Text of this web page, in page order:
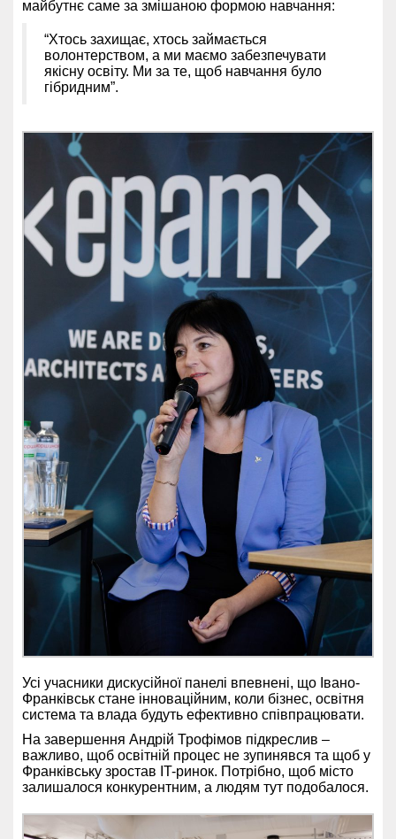
майбутнє саме за змішаною формою навчання:
“Хтось захищає, хтось займається
волонтерством, а ми маємо забезпечувати
якісну освіту. Ми за те, щоб навчання було
гібридним”.
Усі учасники дискусійної панелі впевнені, що Івано-
Франківськ стане інноваційним, коли бізнес, освітня
система та влада будуть ефективно співпрацювати.
На завершення Андрій Трофімов підкреслив –
важливо, щоб освітній процес не зупинявся та щоб у
Франківську зростав IT-ринок. Потрібно, щоб місто
залишалося конкурентним, а людям тут подобалося.